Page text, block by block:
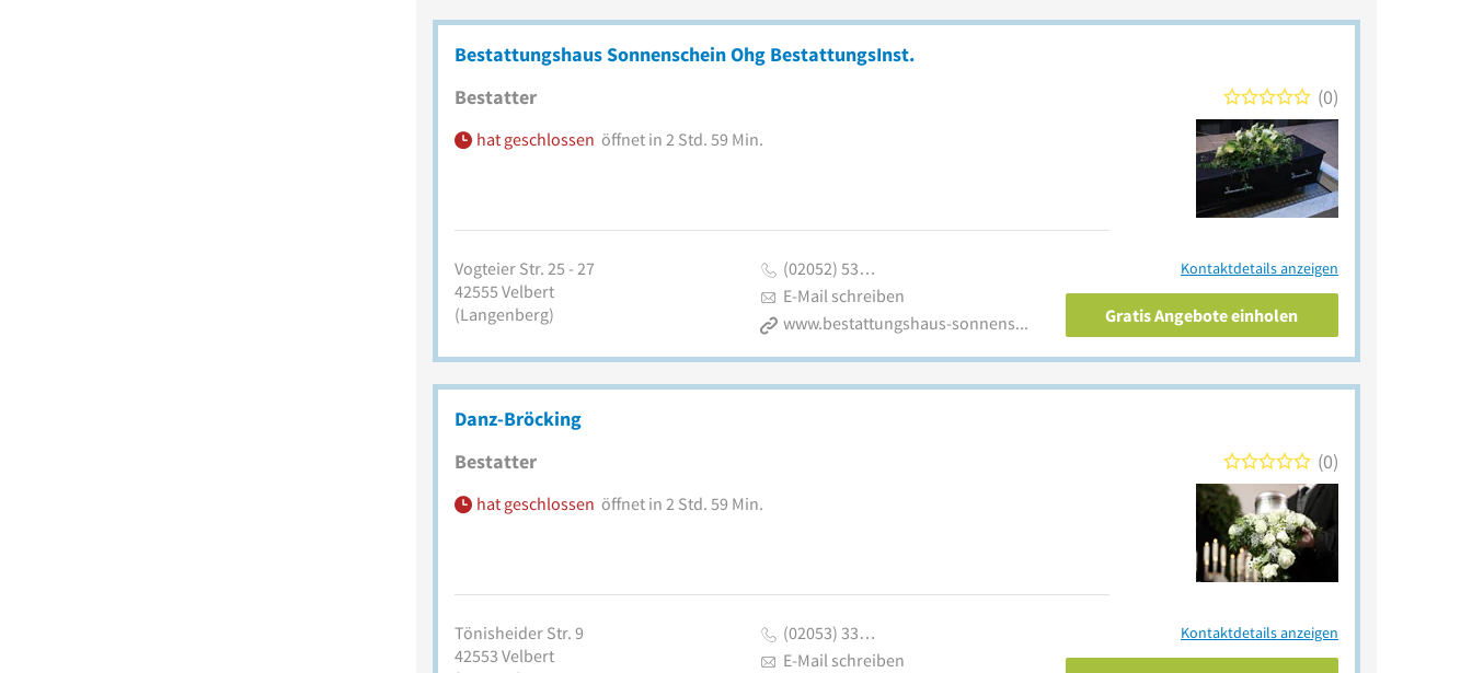
Bestattungshaus Sonnenschein Ohg BestattungsInst.
Bestatter
hat geschlossen öffnet in 2 Std. 59 Min.
0
Vogteier Str. 25 - 27
42555 Velbert
(Langenberg)
(02052) 53…
E-Mail schreiben
www.bestattungshaus-sonnenschein.de
Kontaktdetails anzeigen
Gratis Angebote einholen
Danz-Bröcking
Bestatter
hat geschlossen öffnet in 2 Std. 59 Min.
0
Tönisheider Str. 9
42553 Velbert
(02053) 33…
E-Mail schreiben
Kontaktdetails anzeigen